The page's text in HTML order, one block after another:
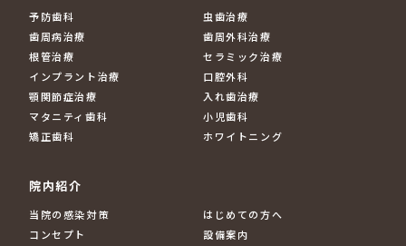
予防歯科
虫歯治療
歯周病治療
歯周外科治療
根管治療
セラミック治療
インプラント治療
口腔外科
顎関節症治療
入れ歯治療
マタニティ歯科
小児歯科
矯正歯科
ホワイトニング
院内紹介
当院の感染対策
はじめての方へ
コンセプト
設備案内